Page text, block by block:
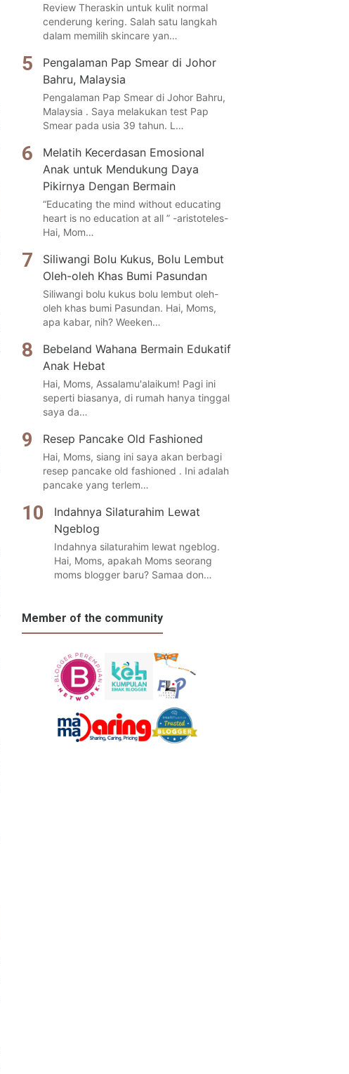
Review Theraskin untuk kulit normal
cenderung kering. Salah satu langkah
dalam memilih skincare yan…
Pengalaman Pap Smear di Johor
Bahru, Malaysia
Pengalaman Pap Smear di Johor Bahru,
Malaysia . Saya melakukan test Pap
Smear pada usia 39 tahun. L…
Melatih Kecerdasan Emosional
Anak untuk Mendukung Daya
Pikirnya Dengan Bermain
“Educating the mind without educating
heart is no education at all ” -aristoteles-
Hai, Mom…
Siliwangi Bolu Kukus, Bolu Lembut
Oleh-oleh Khas Bumi Pasundan
Siliwangi bolu kukus bolu lembut oleh-
oleh khas bumi Pasundan. Hai, Moms,
apa kabar, nih? Weeken…
Bebeland Wahana Bermain Edukatif
Anak Hebat
Hai, Moms, Assalamu'alaikum! Pagi ini
seperti biasanya, di rumah hanya tinggal
saya da…
Resep Pancake Old Fashioned
Hai, Moms, siang ini saya akan berbagi
resep pancake old fashioned . Ini adalah
pancake yang terlem…
Indahnya Silaturahim Lewat
Ngeblog
Indahnya silaturahim lewat ngeblog.
Hai, Moms, apakah Moms seorang
moms blogger baru? Samaa don…
Member of the community